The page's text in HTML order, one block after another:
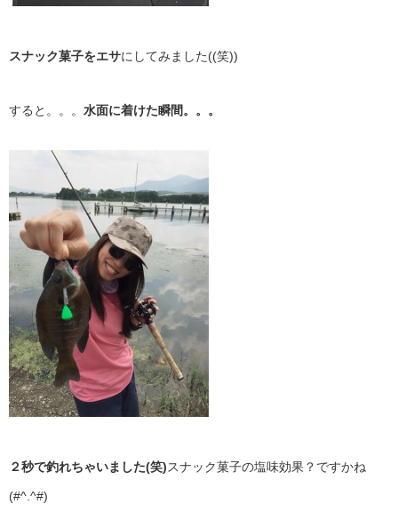
スナック菓子をエサにしてみました((笑))
すると。。。 水面に着けた瞬間。。。
２秒で釣れちゃいました(笑)スナック菓子の塩味効果？ですかね
(#^.^#)